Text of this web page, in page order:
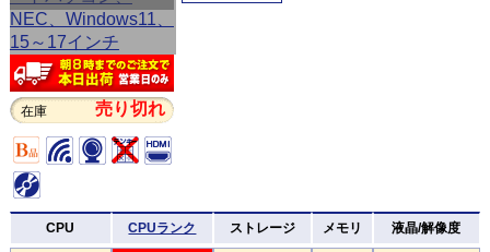
在庫 売り切れ
CPU CPUランク ストレージ メモリ 液晶/解像度